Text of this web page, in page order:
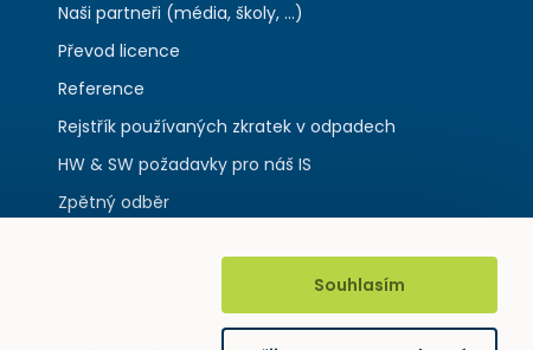
Naši partneři (média, školy, ...)
Převod licence
Reference
Rejstřík používaných zkratek v odpadech
HW & SW požadavky pro náš IS
Zpětný odběr
Souhlasím